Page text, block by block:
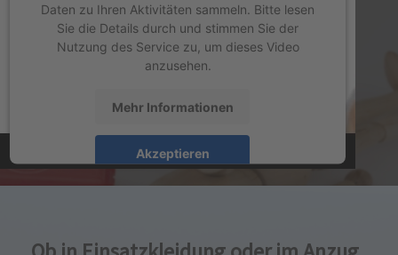
Daten zu Ihren Aktivitäten sammeln. Bitte lesen
Sie die Details durch und stimmen Sie der
Nutzung des Service zu, um dieses Video
anzusehen.
Mehr Informationen
Akzeptieren
powered byUsercentrics Consent Management